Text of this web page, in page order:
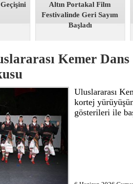
Altın Portakal Film
Festivalinde Geri Sayım
Başladı
Kemer
Uluslararası
kortej
gösterileri ile